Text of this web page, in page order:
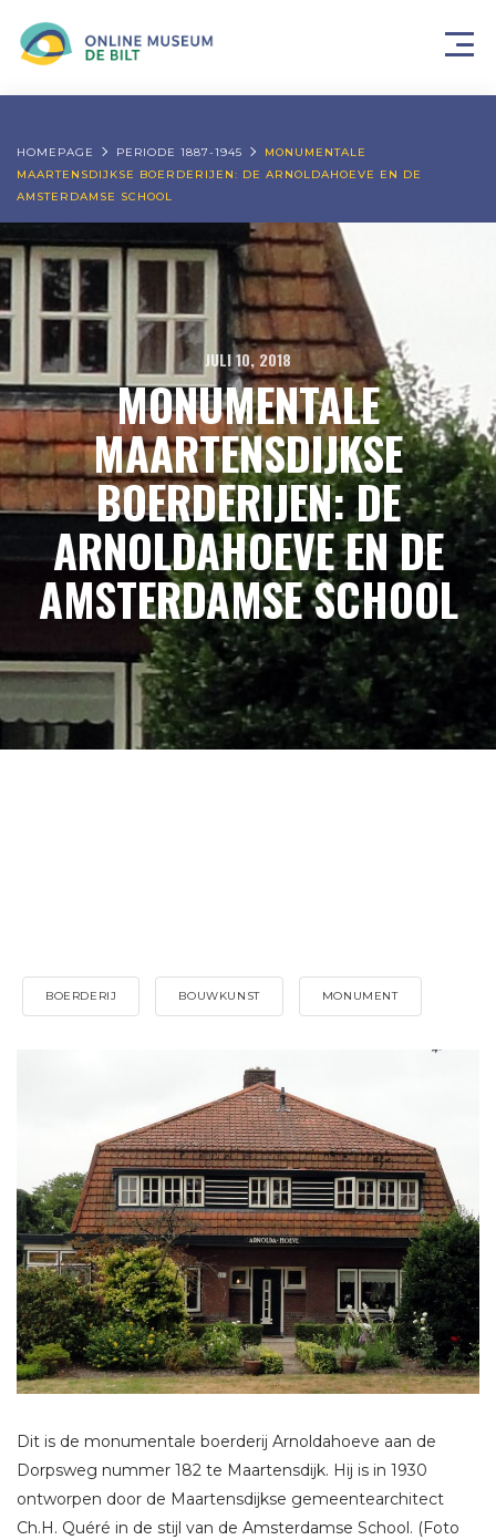
HOMEPAGE PERIODE 1887-1945
MONUMENTALE
MAARTENSDIJKSE BOERDERIJEN: DE ARNOLDAHOEVE EN DE
AMSTERDAMSE SCHOOL
JULI 10, 2018
MONUMENTALE
MAARTENSDIJKSE
BOERDERIJEN: DE
ARNOLDAHOEVE EN DE
AMSTERDAMSE SCHOOL
BOERDERIJ BOUWKUNST MONUMENT
Dit is de monumentale boerderij Arnoldahoeve aan de
Dorpsweg nummer 182 te Maartensdijk. Hij is in 1930
ontworpen door de Maartensdijkse gemeentearchitect
Ch.H. Quéré in de stijl van de Amsterdamse School. (Foto